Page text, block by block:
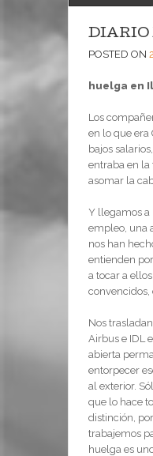
DIARIO
POSTED ON
huelga en
Los
en lo que era
bajos
entraba en la
asomar la
Y llegamos a
empleo, una
nos han
entienden
a tocar a
convencidos,
Nos
Airbus e IDL
abierta
entorpecer
al exterior.
que lo hace
distinción,
trabajemos
huelga es